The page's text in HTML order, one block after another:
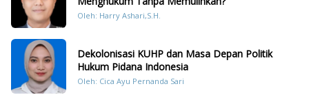
Oleh: Harry Ashari,S.H.
Dekolonisasi KUHP dan Masa Depan Politik
Hukum Pidana Indonesia
Oleh: Cica Ayu Pernanda Sari